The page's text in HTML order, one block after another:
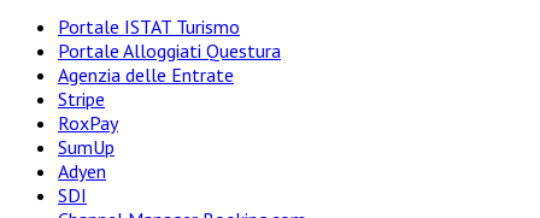
Portale ISTAT Turismo
Portale Alloggiati Questura
Agenzia delle Entrate
Stripe
RoxPay
SumUp
Adyen
SDI